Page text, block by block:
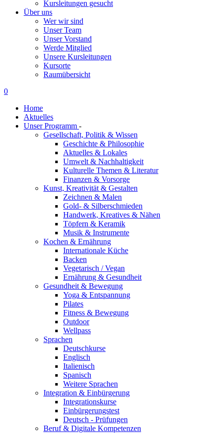
Kursleitungen gesucht
Über uns
Wer wir sind
Unser Team
Unser Vorstand
Werde Mitglied
Unsere Kursleitungen
Kursorte
Raumübersicht
0
Home
Aktuelles
Unser Programm -
Gesellschaft, Politik & Wissen
Geschichte & Philosophie
Aktuelles & Lokales
Umwelt & Nachhaltigkeit
Kulturelle Themen & Literatur
Finanzen & Vorsorge
Kunst, Kreativität & Gestalten
Zeichnen & Malen
Gold- & Silberschmieden
Handwerk, Kreatives & Nähen
Töpfern & Keramik
Musik & Instrumente
Kochen & Ernährung
Internationale Küche
Backen
Vegetarisch / Vegan
Ernährung & Gesundheit
Gesundheit & Bewegung
Yoga & Entspannung
Pilates
Fitness & Bewegung
Outdoor
Wellpass
Sprachen
Deutschkurse
Englisch
Italienisch
Spanisch
Weitere Sprachen
Integration & Einbürgerung
Integrationskurse
Einbürgerungstest
Deutsch - Prüfungen
Beruf & Digitale Kompetenzen